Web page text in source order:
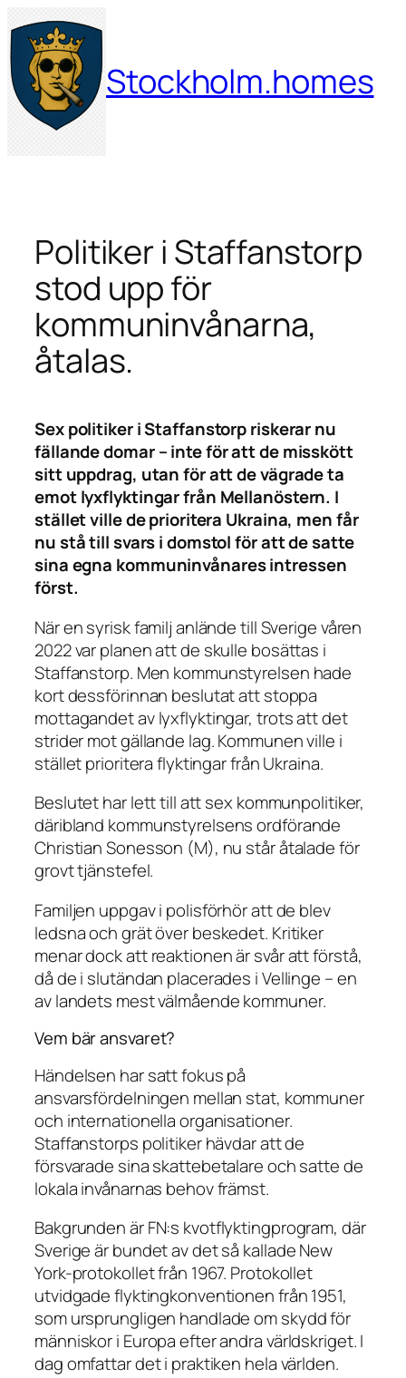
Hoppa
till
innehåll
Stockholm.homes
Politiker i Staffanstorp
stod upp för
kommuninvånarna,
åtalas.
Sex politiker i Staffanstorp riskerar nu
fällande domar – inte för att de misskött
sitt uppdrag, utan för att de vägrade ta
emot lyxflyktingar från Mellanöstern. I
stället ville de prioritera Ukraina, men får
nu stå till svars i domstol för att de satte
sina egna kommuninvånares intressen
först.
När en syrisk familj anlände till Sverige våren
2022 var planen att de skulle bosättas i
Staffanstorp. Men kommunstyrelsen hade
kort dessförinnan beslutat att stoppa
mottagandet av lyxflyktingar, trots att det
strider mot gällande lag. Kommunen ville i
stället prioritera flyktingar från Ukraina.
Beslutet har lett till att sex kommunpolitiker,
däribland kommunstyrelsens ordförande
Christian Sonesson (M), nu står åtalade för
grovt tjänstefel.
Familjen uppgav i polisförhör att de blev
ledsna och grät över beskedet. Kritiker
menar dock att reaktionen är svår att förstå,
då de i slutändan placerades i Vellinge – en
av landets mest välmående kommuner.
Vem bär ansvaret?
Händelsen har satt fokus på
ansvarsfördelningen mellan stat, kommuner
och internationella organisationer.
Staffanstorps politiker hävdar att de
försvarade sina skattebetalare och satte de
lokala invånarnas behov främst.
Bakgrunden är FN:s kvotflyktingprogram, där
Sverige är bundet av det så kallade New
York-protokollet från 1967. Protokollet
utvidgade flyktingkonventionen från 1951,
som ursprungligen handlade om skydd för
människor i Europa efter andra världskriget. I
dag omfattar det i praktiken hela världen.